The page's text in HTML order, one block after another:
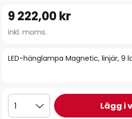
till
början
bildgalleriet
LED-hänglampa Magnetic, linjär, 9
9 222,00 kr
inkl. moms.
1 Lägg i